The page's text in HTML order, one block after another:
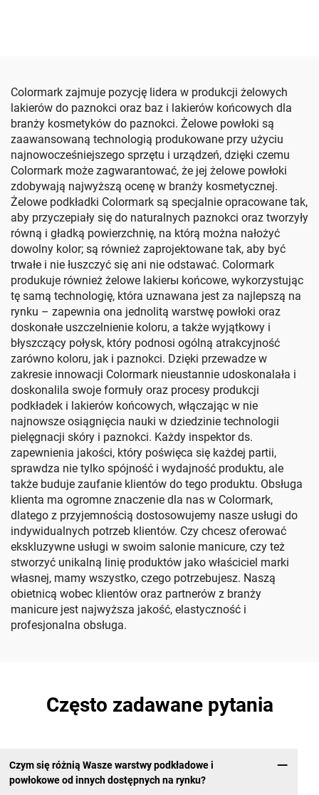
Colormark zajmuje pozycję lidera w produkcji żelowych
lakierów do paznokci oraz baz i lakierów końcowych dla
branży kosmetyków do paznokci. Żelowe powłoki są
zaawansowaną technologią produkowane przy użyciu
najnowocześniejszego sprzętu i urządzeń, dzięki czemu
Colormark może zagwarantować, że jej żelowe powłoki
zdobywają najwyższą ocenę w branży kosmetycznej.
Żelowe podkładki Colormark są specjalnie opracowane tak,
aby przyczepiały się do naturalnych paznokci oraz tworzyły
równą i gładką powierzchnię, na którą można nałożyć
dowolny kolor; są również zaprojektowane tak, aby być
trwałe i nie łuszczyć się ani nie odstawać. Colormark
produkuje również żelowe lakierы końcowe, wykorzystując
tę samą technologię, która uznawana jest za najlepszą na
rynku – zapewnia ona jednolitą warstwę powłoki oraz
doskonałe uszczelnienie koloru, a także wyjątkowy i
błyszczący połysk, który podnosi ogólną atrakcyjność
zarówno koloru, jak i paznokci. Dzięki przewadze w
zakresie innowacji Colormark nieustannie udoskonalała i
doskonalila swoje formuły oraz procesy produkcji
podkładek i lakierów końcowych, włączając w nie
najnowsze osiągnięcia nauki w dziedzinie technologii
pielęgnacji skóry i paznokci. Każdy inspektor ds.
zapewnienia jakości, który poświęca się każdej partii,
sprawdza nie tylko spójność i wydajność produktu, ale
także buduje zaufanie klientów do tego produktu. Obsługa
klienta ma ogromne znaczenie dla nas w Colormark,
dlatego z przyjemnością dostosowujemy nasze usługi do
indywidualnych potrzeb klientów. Czy chcesz oferować
ekskluzywne usługi w swoim salonie manicure, czy też
stworzyć unikalną linię produktów jako właściciel marki
własnej, mamy wszystko, czego potrzebujesz. Naszą
obietnicą wobec klientów oraz partnerów z branży
manicure jest najwyższa jakość, elastyczność i
profesjonalna obsługa.
Często zadawane pytania
Czym się różnią Wasze warstwy podkładowe i
powłokowe od innych dostępnych na rynku?